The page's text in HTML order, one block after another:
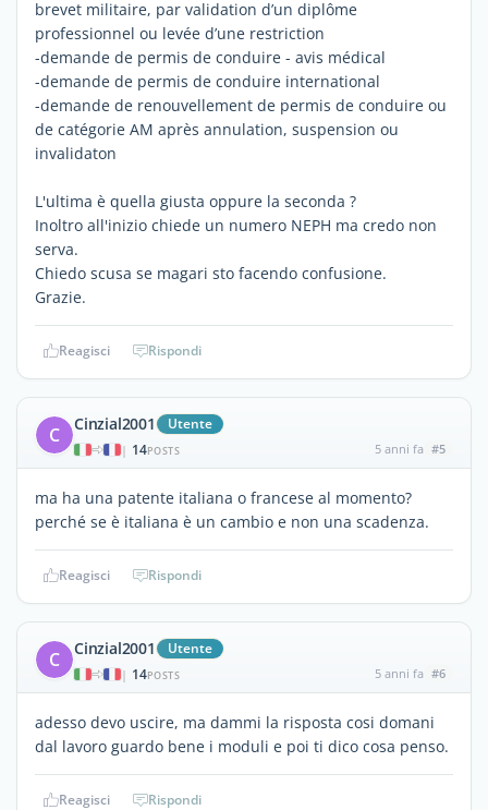
brevet militaire, par validation d’un diplôme
professionnel ou levée d’une restriction
-demande de permis de conduire - avis médical
-demande de permis de conduire international
-demande de renouvellement de permis de conduire ou
de catégorie AM après annulation, suspension ou
invalidaton
L'ultima è quella giusta oppure la seconda ?
Inoltro all'inizio chiede un numero NEPH ma credo non
serva.
Chiedo scusa se magari sto facendo confusione.
Grazie.
Reagisci Rispondi
C Cinzial2001 Utente
| 14POSTS 5 anni fa #5
ma ha una patente italiana o francese al momento?
perché se è italiana è un cambio e non una scadenza.
Reagisci Rispondi
C Cinzial2001 Utente
| 14POSTS 5 anni fa #6
adesso devo uscire, ma dammi la risposta cosi domani
dal lavoro guardo bene i moduli e poi ti dico cosa penso.
Reagisci Rispondi